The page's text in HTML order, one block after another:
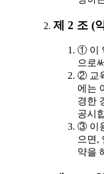
제 2 조 (
① 이
으로
② 교
에는
경한
공시
③ 이
으면,
약을